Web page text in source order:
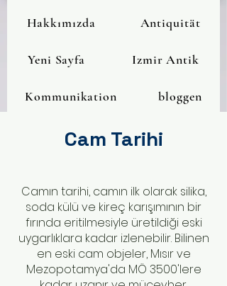
Hakkımızda Antiquität
Yeni Sayfa Izmir Antik
Kommunikation bloggen
Cam Tarihi
Camın tarihi, camın ilk olarak silika,
soda külü ve kireç karışımının bir
fırında eritilmesiyle üretildiği eski
uygarlıklara kadar izlenebilir. Bilinen
en eski cam objeler, Mısır ve
Mezopotamya'da MÖ 3500'lere